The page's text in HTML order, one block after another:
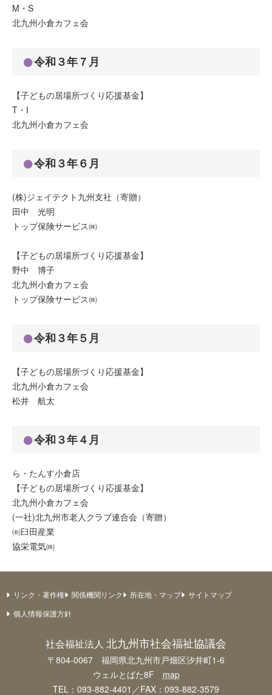
M・S
北九州小倉カフェ会
令和３年７月
【子どもの居場所づくり応援基金】
T・I
北九州小倉カフェ会
令和３年６月
(株)ジェイテクト九州支社（寄贈）
田中 光明
トップ保険サービス㈱
【子どもの居場所づくり応援基金】
野中 博子
北九州小倉カフェ会
トップ保険サービス㈱
令和３年５月
【子どもの居場所づくり応援基金】
北九州小倉カフェ会
松井 航太
令和３年４月
ら・たんす小倉店
【子どもの居場所づくり応援基金】
北九州小倉カフェ会
(一社)北九州市老人クラブ連合会（寄贈）
㈲臼田産業
協栄電気㈱
リンク・著作権 関係機関リンク 所在地・マップ
サイトマップ
個人情報保護方針
社会福祉法人 北九州市社会福祉協議会
〒804-0067 福岡県北九州市戸畑区汐井町1-6
ウェルとばた8F map
TEL：093-882-4401／FAX：093-882-3579